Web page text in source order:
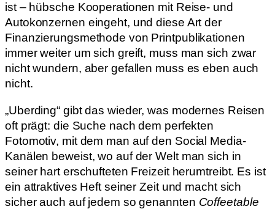
ist – hübsche Kooperationen mit Reise- und
Autokonzernen eingeht, und diese Art der
Finanzierungsmethode von Printpublikationen
immer weiter um sich greift, muss man sich zwar
nicht wundern, aber gefallen muss es eben auch
nicht.
„Uberding“ gibt das wieder, was modernes Reisen
oft prägt: die Suche nach dem perfekten
Fotomotiv, mit dem man auf den Social Media-
Kanälen beweist, wo auf der Welt man sich in
seiner hart erschufteten Freizeit herumtreibt. Es ist
ein attraktives Heft seiner Zeit und macht sich
sicher auch auf jedem so genannten Coffeetable